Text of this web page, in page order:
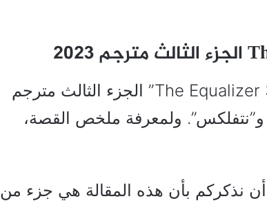
قدمنا لكم رابط مشاهدة فيلم “The Equalizer 3” الجزء الثالث مترجم
و”نتفلكس”. ولمعرفة ملخص القصة،
نذكركم بأن هذه المقالة هي جزء من